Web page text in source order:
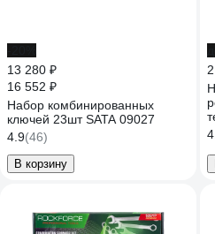
13 280 ₽
16 552 ₽
Набор комбинированных
ключей 23шт SATA 09027
4.9(46)
В корзину